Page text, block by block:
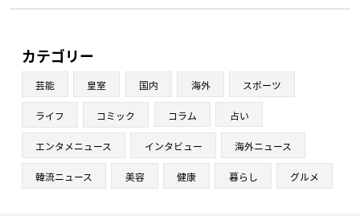
カテゴリー
芸能 皇室 国内 海外 スポーツ
ライフ コミック コラム 占い
エンタメニュース インタビュー 海外ニュース
韓流ニュース 美容 健康 暮らし グルメ